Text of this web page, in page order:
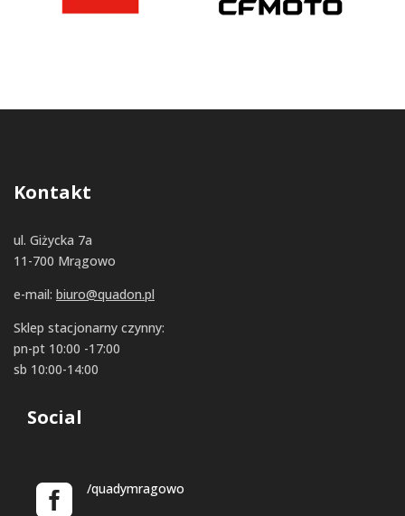
Kontakt
ul. Giżycka 7a
11-700 Mrągowo
e-mail: biuro@quadon.pl
Sklep stacjonarny czynny:
pn-pt 10:00 -17:00
sb 10:00-14:00
Social
/quadymragowo